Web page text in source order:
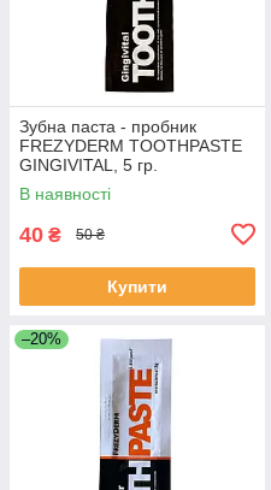
Зубна паста - пробник
FREZYDERM TOOTHPASTE
GINGIVITAL, 5 гр.
В наявності
40 ₴ 50 ₴
Купити
–20%